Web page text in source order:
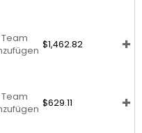
Team
$1,462.82
Team
$629.11